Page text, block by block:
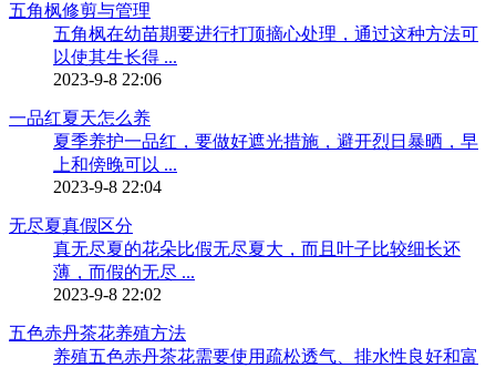
五角枫修剪与管理
五角枫在幼苗期要进行打顶摘心处理，通过这种方法可
以使其生长得 ...
2023-9-8 22:06
一品红夏天怎么养
夏季养护一品红，要做好遮光措施，避开烈日暴晒，早
上和傍晚可以 ...
2023-9-8 22:04
无尽夏真假区分
真无尽夏的花朵比假无尽夏大，而且叶子比较细长还
薄，而假的无尽 ...
2023-9-8 22:02
五色赤丹茶花养殖方法
养殖五色赤丹茶花需要使用疏松透气、排水性良好和富